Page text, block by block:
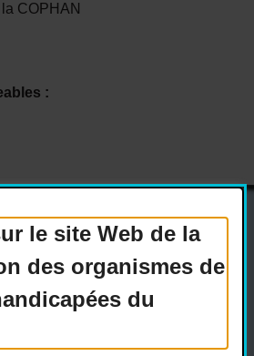
le site Web de la
des organismes de
du
COPHAN
:
Devenir membre
Nous recrutons